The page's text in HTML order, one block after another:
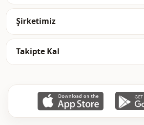
Kullanim Rahat ev
Kullanim
Şirketimiz
Takipte Kal